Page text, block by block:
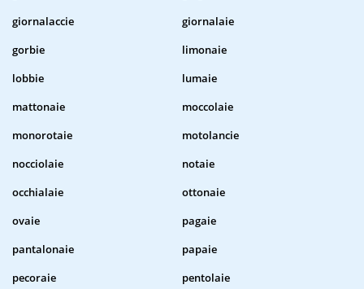
giornalaccie
giornalaie
gorbie
limonaie
lobbie
lumaie
mattonaie
moccolaie
monorotaie
motolancie
nocciolaie
notaie
occhialaie
ottonaie
ovaie
pagaie
pantalonaie
papaie
pecoraie
pentolaie